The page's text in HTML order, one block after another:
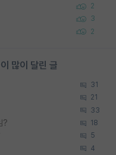
2
3
2
많이 달린 글
31
21
33
? 18
5
4